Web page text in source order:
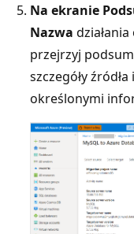
Na ekranie
Nazwa
przejrzyj
szczegóły
określonymi